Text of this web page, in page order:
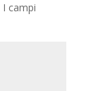
I campi